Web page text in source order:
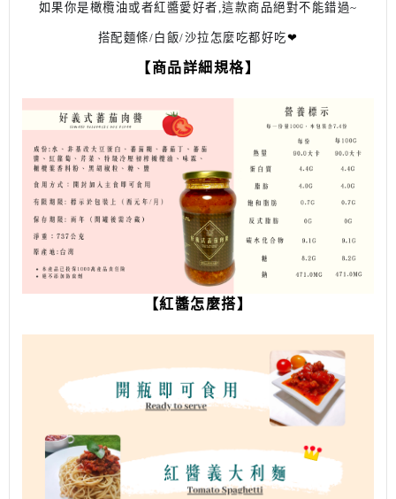
如果你是橄欖油或者紅醬愛好者,這款商品絕對不能錯過~
搭配麵條/白飯/沙拉怎麼吃都好吃❤
【商品詳細規格】
【紅醬怎麼搭】